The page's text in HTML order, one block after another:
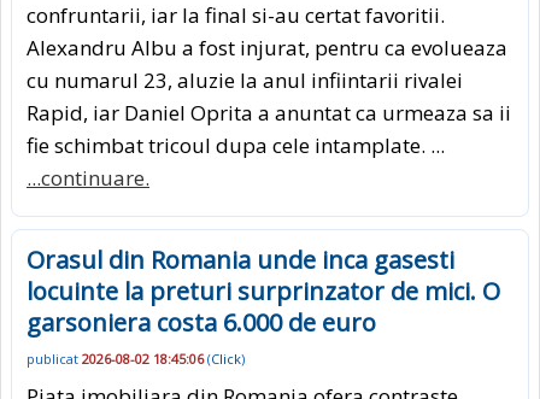
confruntarii, iar la final si-au certat favoritii.
Alexandru Albu a fost injurat, pentru ca evolueaza
cu numarul 23, aluzie la anul infiintarii rivalei
Rapid, iar Daniel Oprita a anuntat ca urmeaza sa ii
fie schimbat tricoul dupa cele intamplate. ...
...continuare.
Orasul din Romania unde inca gasesti
locuinte la preturi surprinzator de mici. O
garsoniera costa 6.000 de euro
publicat 2026-08-02 18:45:06(Click)